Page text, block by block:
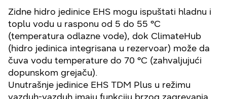
Zidne hidro jedinice EHS mogu ispuštati hladnu i
toplu vodu u rasponu od 5 do 55 °C
(temperatura odlazne vode), dok ClimateHub
(hidro jedinica integrisana u rezervoar) može da
čuva vodu temperature do 70 °C (zahvaljujući
dopunskom grejaču).
Unutrašnje jedinice EHS TDM Plus u režimu